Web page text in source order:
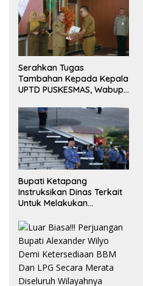
Serahkan Tugas
Tambahan Kepada Kepala
UPTD PUSKESMAS, Wabup
Kesehatan Harus Semakin
Baik
Bupati Ketapang
Instruksikan Dinas Terkait
Untuk Melakukan
Terkait Persoalan
BBM/LPG Subsidi